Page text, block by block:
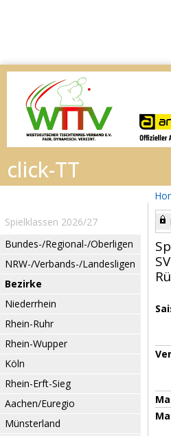
Spielklassen 2026/27
Bundes-/Regional-/Oberligen
NRW-/Verbands-/Landesligen
Bezirke
Niederrhein
Rhein-Ruhr
Rhein-Wupper
Köln
Rhein-Erft-Sieg
Aachen/Euregio
Münsterland